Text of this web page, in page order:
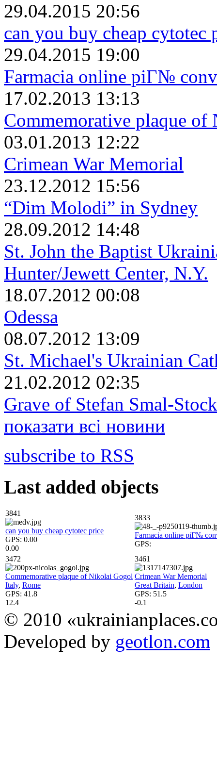
29.04.2015 20:56
can you buy cheap cytotec
29.04.2015 19:00
Farmacia online piГ№
17.02.2013 13:13
Commemorative plaque
03.01.2013 12:22
Crimean War Memorial
23.12.2012 15:56
“Dim Molodi” in Sydney
28.09.2012 14:48
St. John the Baptist
Hunter/Jewett Center, N.Y.
18.07.2012 00:08
Odessa
08.07.2012 13:09
St. Michael's Ukrainian
21.02.2012 02:35
Grave of Stefan Smal-
показати всі новини
subscribe to RSS
Last added objects
3841
can you buy cheap cytotec price
GPS: 0.00
0.00
3833
Farmacia online piГ№
GPS:
3472
Commemorative plaque of Nikolai Gogol
Italy, Rome
GPS: 41.8
12.4
3461
Crimean War Memorial
Great Britain, London
GPS: 51.5
-0.1
© 2010
Developed by geotlon.com